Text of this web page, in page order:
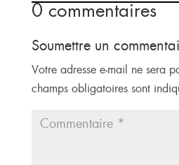
0 commentaires
Soumettre un
Votre adresse e-mail ne sera
champs obligatoires sont